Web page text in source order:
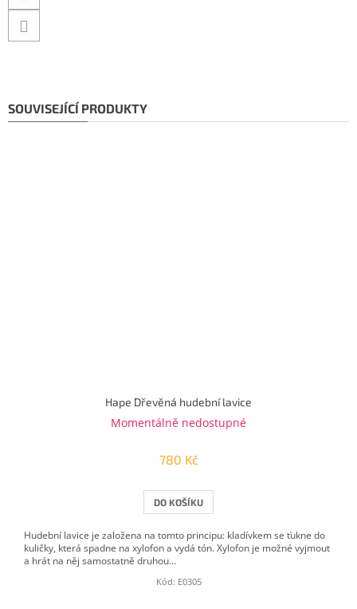
SOUVISEJÍCÍ PRODUKTY
Hape Dřevěná hudební lavice
Momentálně nedostupné
780 Kč
DO KOŠÍKU
Hudební lavice je založena na tomto principu: kladívkem se ťukne do
kuličky, která spadne na xylofon a vydá tón. Xylofon je možné vyjmout
a hrát na něj samostatně druhou...
Kód: E0305